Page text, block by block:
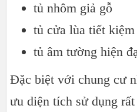
tủ nhôm giả gỗ
tủ cửa lùa tiết
tủ âm tường hiện
Đặc biệt với chung cư
ưu diện tích sử dụng rất